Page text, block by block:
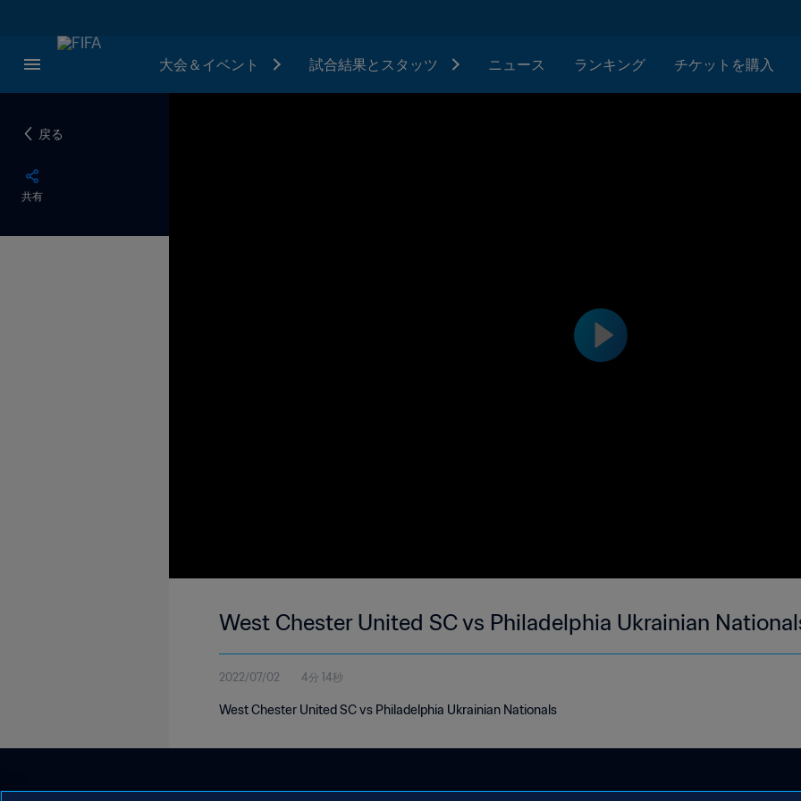
大会＆イベント 試合結果とスタッツ ニュース ランキング チケットを購入
戻る
共有
West Chester United SC vs Philadelphia Ukrainian
2022/07/02 4分 14秒
West Chester United SC vs Philadelphia Ukrainian Nationals